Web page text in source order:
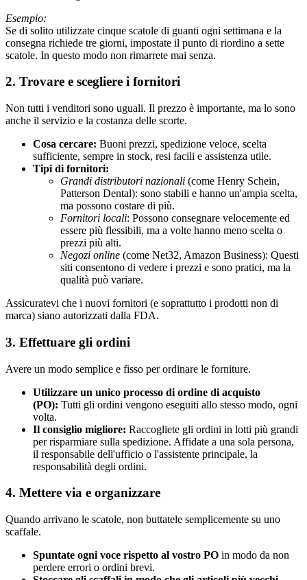
Esempio:
Se di solito utilizzate cinque scatole di guanti ogni settimana e la
consegna richiede tre giorni, impostate il punto di riordino a sette
scatole. In questo modo non rimarrete mai senza.
2. Trovare e scegliere i fornitori
Non tutti i venditori sono uguali. Il prezzo è importante, ma lo sono
anche il servizio e la costanza delle scorte.
Cosa cercare: Buoni prezzi, spedizione veloce, scelta
sufficiente, sempre in stock, resi facili e assistenza utile.
Tipi di fornitori:
Grandi distributori nazionali (come Henry Schein,
Patterson Dental): sono stabili e hanno un'ampia scelta,
ma possono costare di più.
Fornitori locali: Possono consegnare velocemente ed
essere più flessibili, ma a volte hanno meno scelta o
prezzi più alti.
Negozi online (come Net32, Amazon Business): Questi
siti consentono di vedere i prezzi e sono pratici, ma la
qualità può variare.
Assicuratevi che i nuovi fornitori (e soprattutto i prodotti non di
marca) siano autorizzati dalla FDA.
3. Effettuare gli ordini
Avere un modo semplice e fisso per ordinare le forniture.
Utilizzare un unico processo di ordine di acquisto
(PO): Tutti gli ordini vengono eseguiti allo stesso modo, ogni
volta.
Il consiglio migliore: Raccogliete gli ordini in lotti più grandi
per risparmiare sulla spedizione. Affidate a una sola persona,
il responsabile dell'ufficio o l'assistente principale, la
responsabilità degli ordini.
4. Mettere via e organizzare
Quando arrivano le scatole, non buttatele semplicemente su uno
scaffale.
Spuntate ogni voce rispetto al vostro PO in modo da non
perdere errori o ordini brevi.